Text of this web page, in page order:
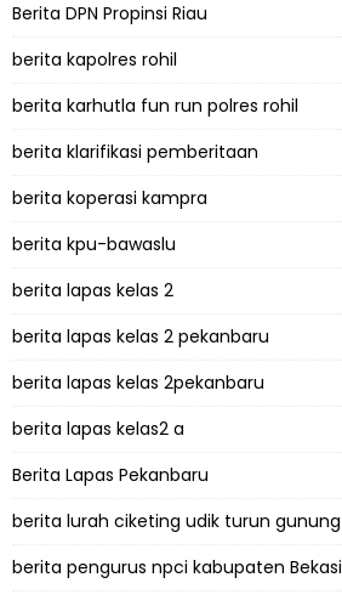
Berita DPN Propinsi Riau
berita kapolres rohil
berita karhutla fun run polres rohil
berita klarifikasi pemberitaan
berita koperasi kampra
berita kpu-bawaslu
berita lapas kelas 2
berita lapas kelas 2 pekanbaru
berita lapas kelas 2pekanbaru
berita lapas kelas2 a
Berita Lapas Pekanbaru
berita lurah ciketing udik turun gunung
berita pengurus npci kabupaten Bekasi